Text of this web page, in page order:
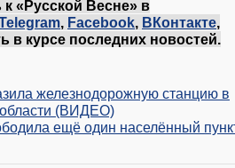
«Русской Весне» в
, Facebook, ВКонтакте,
в курсе последних новостей.
железнодорожную станцию в
(ВИДЕО)
ещё один населённый